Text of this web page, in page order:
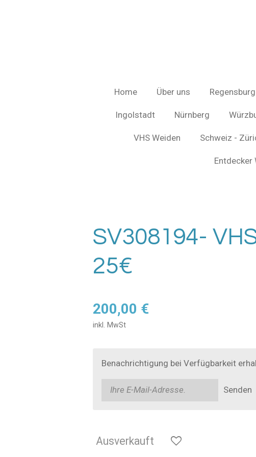
Home Über uns
Ingolstadt Nürnberg
VHS Weiden Schweiz -
Entdecker
SV308194-
25€
200,00 €
inkl. MwSt
Benachrichtigung bei Verfügbarkeit
Senden
Ausverkauft